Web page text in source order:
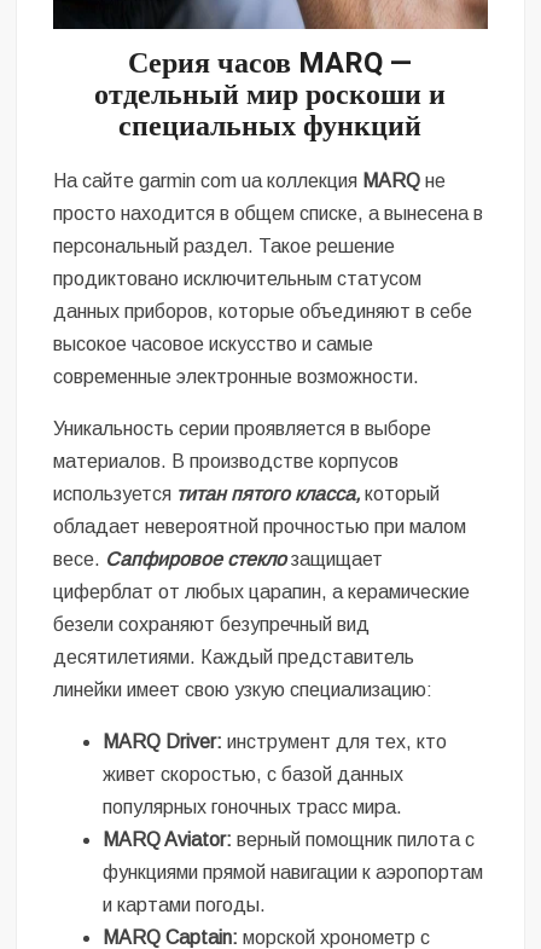
Серия часов MARQ —
отдельный мир роскоши и
специальных функций
На сайте garmin com ua коллекция MARQ не
просто находится в общем списке, а вынесена в
персональный раздел. Такое решение
продиктовано исключительным статусом
данных приборов, которые объединяют в себе
высокое часовое искусство и самые
современные электронные возможности.
Уникальность серии проявляется в выборе
материалов. В производстве корпусов
используется титан пятого класса, который
обладает невероятной прочностью при малом
весе. Сапфировое стеклозащищает
циферблат от любых царапин, а керамические
безели сохраняют безупречный вид
десятилетиями. Каждый представитель
линейки имеет свою узкую специализацию:
MARQ Driver: инструмент для тех, кто
живет скоростью, с базой данных
популярных гоночных трасс мира.
MARQ Aviator: верный помощник пилота с
функциями прямой навигации к аэропортам
и картами погоды.
MARQ Captain: морской хронометр с